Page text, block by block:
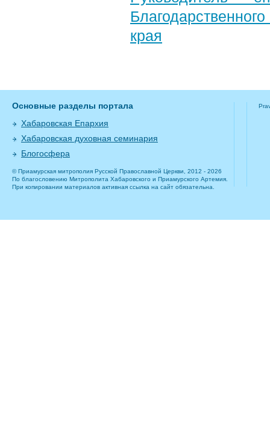
края
Основные разделы портала
Хабаровская Епархия
Хабаровская духовная семинария
Блогосфера
© Приамурская митрополия Русской Православной Церкви, 2012 - 2026
По благословению Митрополита Хабаровского и Приамурского Артемия.
При копировании материалов активная ссылка на сайт обязательна.